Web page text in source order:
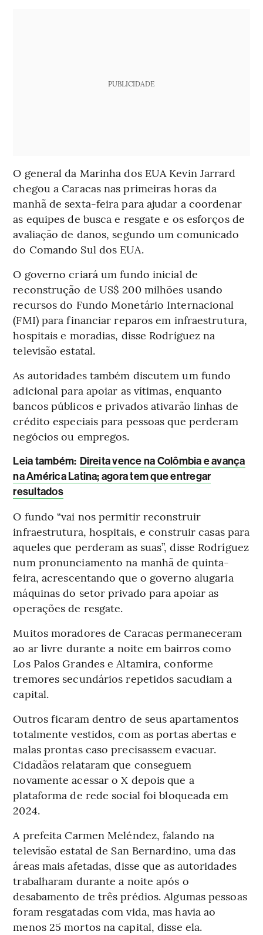
PUBLICIDADE
O general da Marinha dos EUA Kevin Jarrard
chegou a Caracas nas primeiras horas da
manhã de sexta-feira para ajudar a coordenar
as equipes de busca e resgate e os esforços de
avaliação de danos, segundo um comunicado
do Comando Sul dos EUA.
O governo criará um fundo inicial de
reconstrução de US$ 200 milhões usando
recursos do Fundo Monetário Internacional
(FMI) para financiar reparos em infraestrutura,
hospitais e moradias, disse Rodríguez na
televisão estatal.
As autoridades também discutem um fundo
adicional para apoiar as vítimas, enquanto
bancos públicos e privados ativarão linhas de
crédito especiais para pessoas que perderam
negócios ou empregos.
Leia também: Direita vence na Colômbia e avança
na América Latina; agora tem que entregar
resultados
O fundo “vai nos permitir reconstruir
infraestrutura, hospitais, e construir casas para
aqueles que perderam as suas”, disse Rodríguez
num pronunciamento na manhã de quinta-
feira, acrescentando que o governo alugaria
máquinas do setor privado para apoiar as
operações de resgate.
Muitos moradores de Caracas permaneceram
ao ar livre durante a noite em bairros como
Los Palos Grandes e Altamira, conforme
tremores secundários repetidos sacudiam a
capital.
Outros ficaram dentro de seus apartamentos
totalmente vestidos, com as portas abertas e
malas prontas caso precisassem evacuar.
Cidadãos relataram que conseguem
novamente acessar o X depois que a
plataforma de rede social foi bloqueada em
2024.
A prefeita Carmen Meléndez, falando na
televisão estatal de San Bernardino, uma das
áreas mais afetadas, disse que as autoridades
trabalharam durante a noite após o
desabamento de três prédios. Algumas pessoas
foram resgatadas com vida, mas havia ao
menos 25 mortos na capital, disse ela.